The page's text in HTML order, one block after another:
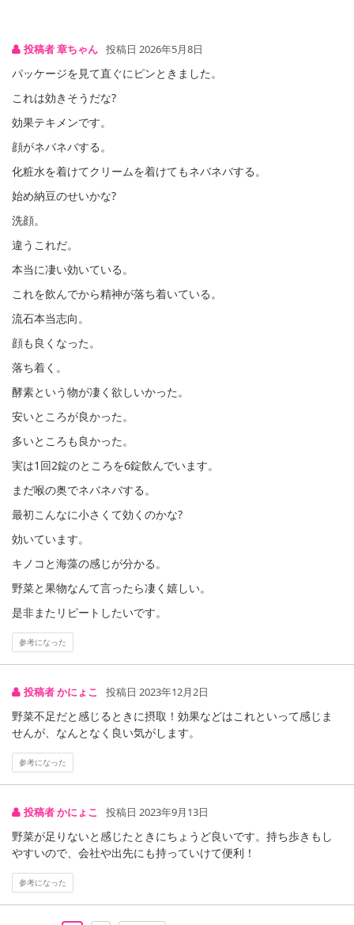
野菜の塊を飲み干す！！製薬会社が本気で作った濃すぎる酵素粒★
厳選された野菜・野草・果物・キノコ・海藻自慢の377種類もの酵
素をまとめて超配合！！健康習慣が気になる方に◎
超酵素377(大容量約6ヵ月分/360粒)
◆この濃さ、この数今まで見たことがありますか？
投稿者 章ちゃん 投稿日 2026年5月8日
パッケージを見て直ぐにピンときました。
これは効きそうだな?
効果テキメンです。
顔がネバネバする。
化粧水を着けてクリームを着けてもネバネバする。
始め納豆のせいかな?
洗顔。
違うこれだ。
本当に凄い効いている。
これを飲んでから精神が落ち着いている。
流石本当志向。
顔も良くなった。
落ち着く。
酵素という物が凄く欲しいかった。
安いところが良かった。
多いところも良かった。
実は1回2錠のところを6錠飲んでいます。
まだ喉の奥でネバネバする。
最初こんなに小さくて効くのかな?
効いています。
キノコと海藻の感じが分かる。
野菜と果物なんて言ったら凄く嬉しい。
是非またリピートしたいです。
参考になった
投稿者 かにょこ 投稿日 2023年12月2日
野菜不足だと感じるときに摂取！効果などはこれといって感じま
せんが、なんとなく良い気がします。
参考になった
投稿者 かにょこ 投稿日 2023年9月13日
野菜が足りないと感じたときにちょうど良いです。持ち歩きもし
やすいので、会社や出先にも持っていけて便利！
参考になった